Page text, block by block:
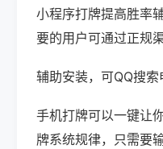
小程序打牌提高胜率
要的用户可通过正规
辅助安装，可QQ搜
手机打牌可以一键让
牌系统规律，只需要